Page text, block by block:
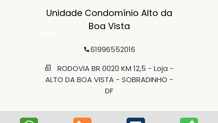
Unidade Condomínio Alto da
Boa Vista
61996552016
RODOVIA BR 0020 KM 12,5 - Loja -
ALTO DA BOA VISTA - SOBRADINHO -
DF